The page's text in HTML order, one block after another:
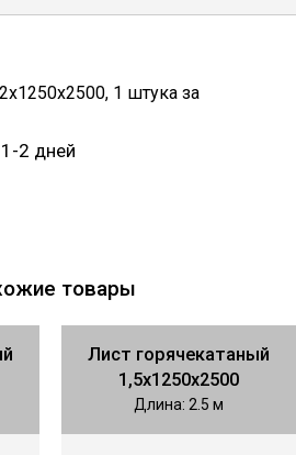
, 1 штука за
2 дней
товары
Лист горячекатаный
1,5х1250х2500
Длина: 2.5 м